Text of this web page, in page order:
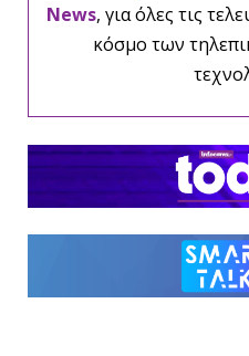
News, για όλες τις
κόσμο των